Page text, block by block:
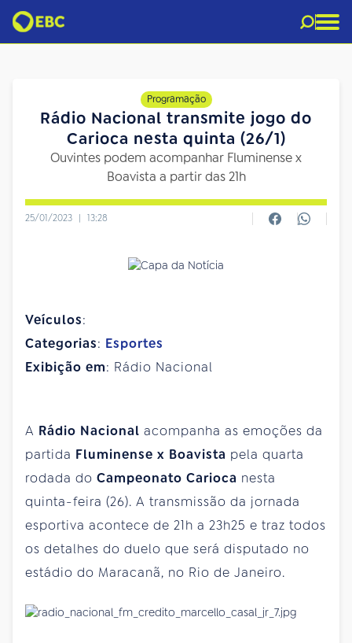
Programação
Rádio Nacional transmite jogo do
Carioca nesta quinta (26/1)
Ouvintes podem acompanhar Fluminense x
Boavista a partir das 21h
25/01/2023 | 13:28
Veículos:
Categorias: Esportes
Exibição em: Rádio Nacional
A Rádio Nacional acompanha as emoções da
partida Fluminense x Boavista pela quarta
rodada do Campeonato Carioca nesta
quinta-feira (26). A transmissão da jornada
esportiva acontece de 21h a 23h25 e traz todos
os detalhes do duelo que será disputado no
estádio do Maracanã, no Rio de Janeiro.